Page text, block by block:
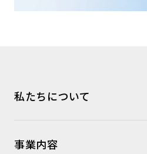
私たちについて
事業内容